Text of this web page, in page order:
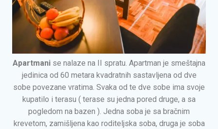
Apartmani se nalaze na II spratu. Apartman je smeštajna
jedinica od 60 metara kvadratnih sastavljena od dve
sobe povezane vratima. Svaka od te dve sobe ima svoje
kupatilo i terasu ( terase su jedna pored druge, a sa
pogledom na bazen ). Jedna soba je sa bračnim
krevetom, zamišljena kao roditeljska soba, druga je soba